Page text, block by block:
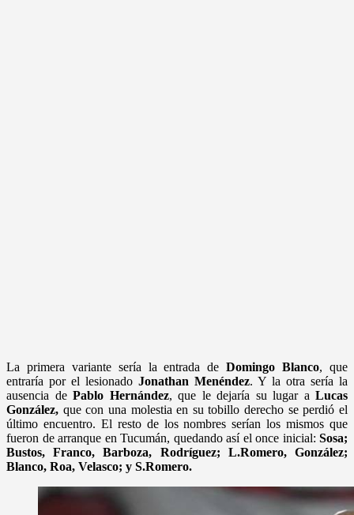
La primera variante sería la entrada deDomingo Blanco, que
entraría por el lesionado Jonathan Menéndez. Y la otra sería la
ausencia de Pablo Hernández, que le dejaría su lugar a Lucas
González, que con una molestia en su tobillo derecho se perdió el
último encuentro. El resto de los nombres serían los mismos que
fueron de arranque en Tucumán, quedando así el once inicial: Sosa;
Bustos, Franco, Barboza, Rodríguez; L.Romero, González;
Blanco, Roa, Velasco; y S.Romero.